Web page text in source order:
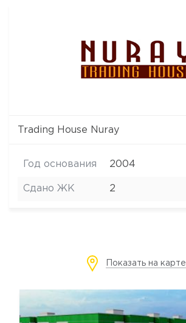
Trading House Nuray
Год основания 2004
Сдано ЖК 2
Показать на карте